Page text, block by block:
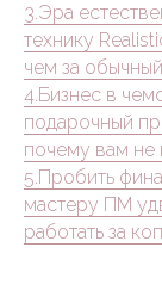
3.Эра
технику
чем за
4.Бизнес в
подарочный
почему вам не
5.Пробить
мастеру ПМ
работать за